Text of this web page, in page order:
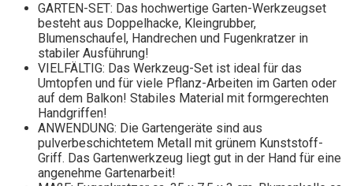
GARTEN-SET: Das hochwertige Garten-Werkzeugset
besteht aus Doppelhacke, Kleingrubber,
Blumenschaufel, Handrechen und Fugenkratzer in
stabiler Ausführung!
VIELFÄLTIG: Das Werkzeug-Set ist ideal für das
Umtopfen und für viele Pflanz-Arbeiten im Garten oder
auf dem Balkon! Stabiles Material mit formgerechten
Handgriffen!
ANWENDUNG: Die Gartengeräte sind aus
pulverbeschichtetem Metall mit grünem Kunststoff-
Griff. Das Gartenwerkzeug liegt gut in der Hand für eine
angenehme Gartenarbeit!